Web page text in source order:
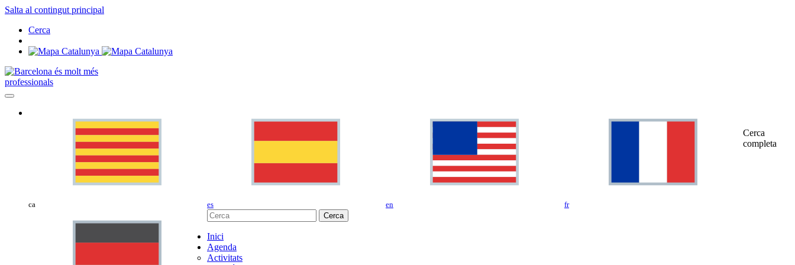
Salta al contingut principal
Cerca
professionals
ca es en fr
Cerca
completa
Cerca
Inici
Agenda
Activitats